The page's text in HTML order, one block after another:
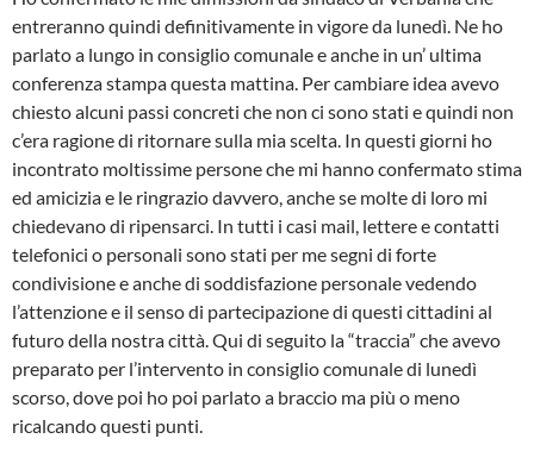
entreranno quindi definitivamente in vigore da lunedì. Ne ho
parlato a lungo in consiglio comunale e anche in un’ ultima
conferenza stampa questa mattina. Per cambiare idea avevo
chiesto alcuni passi concreti che non ci sono stati e quindi non
c’era ragione di ritornare sulla mia scelta. In questi giorni ho
incontrato moltissime persone che mi hanno confermato stima
ed amicizia e le ringrazio davvero, anche se molte di loro mi
chiedevano di ripensarci. In tutti i casi mail, lettere e contatti
telefonici o personali sono stati per me segni di forte
condivisione e anche di soddisfazione personale vedendo
l’attenzione e il senso di partecipazione di questi cittadini al
futuro della nostra città. Qui di seguito la “traccia” che avevo
preparato per l’intervento in consiglio comunale di lunedì
scorso, dove poi ho poi parlato a braccio ma più o meno
ricalcando questi punti.